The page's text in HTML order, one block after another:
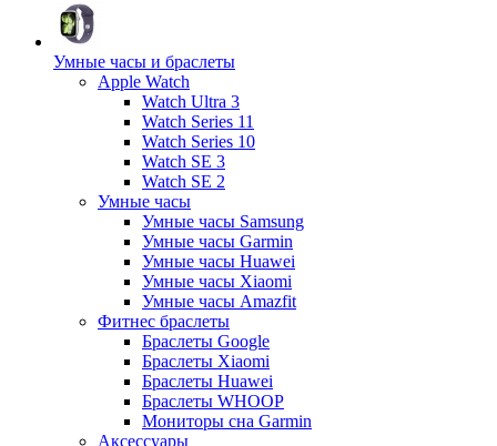
Умные часы и браслеты
Apple Watch
Watch Ultra 3
Watch Series 11
Watch Series 10
Watch SE 3
Watch SE 2
Умные часы
Умные часы Samsung
Умные часы Garmin
Умные часы Huawei
Умные часы Xiaomi
Умные часы Amazfit
Фитнес браслеты
Браслеты Google
Браслеты Xiaomi
Браслеты Huawei
Браслеты WHOOP
Мониторы сна Garmin
Аксессуары